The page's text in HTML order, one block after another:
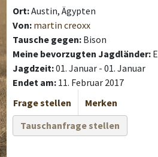
Ort:Austin, Ägypten
Von: martin creoxx
Tausche gegen: Bison
Meine bevorzugten Jagdländer:
Jagdzeit:01. Januar - 01. Januar
Endet am: 11. Februar 2017
Frage stellen
Merken
Tauschanfrage stellen